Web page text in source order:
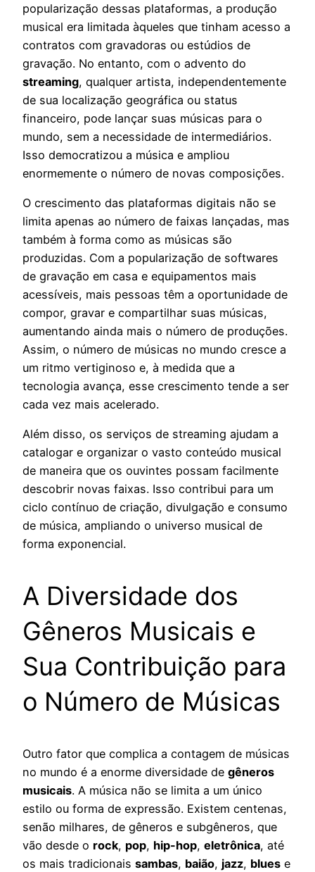
popularização dessas plataformas, a produção
musical era limitada àqueles que tinham acesso a
contratos com gravadoras ou estúdios de
gravação. No entanto, com o advento do
streaming, qualquer artista, independentemente
de sua localização geográfica ou status
financeiro, pode lançar suas músicas para o
mundo, sem a necessidade de intermediários.
Isso democratizou a música e ampliou
enormemente o número de novas composições.
O crescimento das plataformas digitais não se
limita apenas ao número de faixas lançadas, mas
também à forma como as músicas são
produzidas. Com a popularização de softwares
de gravação em casa e equipamentos mais
acessíveis, mais pessoas têm a oportunidade de
compor, gravar e compartilhar suas músicas,
aumentando ainda mais o número de produções.
Assim, o número de músicas no mundo cresce a
um ritmo vertiginoso e, à medida que a
tecnologia avança, esse crescimento tende a ser
cada vez mais acelerado.
Além disso, os serviços de streaming ajudam a
catalogar e organizar o vasto conteúdo musical
de maneira que os ouvintes possam facilmente
descobrir novas faixas. Isso contribui para um
ciclo contínuo de criação, divulgação e consumo
de música, ampliando o universo musical de
forma exponencial.
A Diversidade dos
Gêneros Musicais e
Sua Contribuição para
o Número de Músicas
Outro fator que complica a contagem de músicas
no mundo é a enorme diversidade de gêneros
musicais. A música não se limita a um único
estilo ou forma de expressão. Existem centenas,
senão milhares, de gêneros e subgêneros, que
vão desde o rock, pop, hip-hop, eletrônica, até
os mais tradicionais sambas, baião, jazz, blues e